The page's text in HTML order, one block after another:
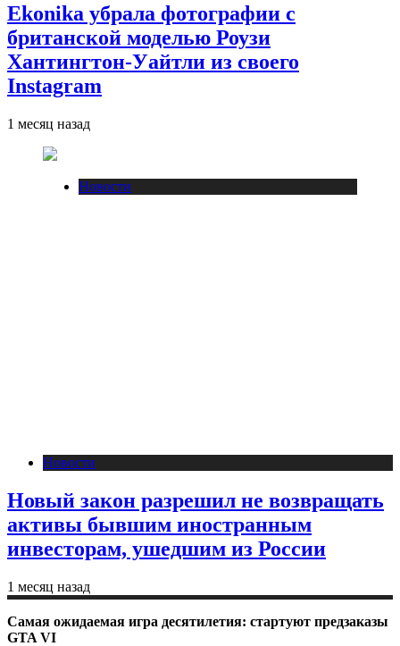
Ekonika убрала фотографии с
британской моделью Роузи
Хантингтон-Уайтли из своего
Instagram
1 месяц назад
Новости
Новости
Новый закон разрешил не возвращать
активы бывшим иностранным
инвесторам, ушедшим из России
1 месяц назад
Самая ожидаемая игра десятилетия: стартуют предзаказы
GTA VI